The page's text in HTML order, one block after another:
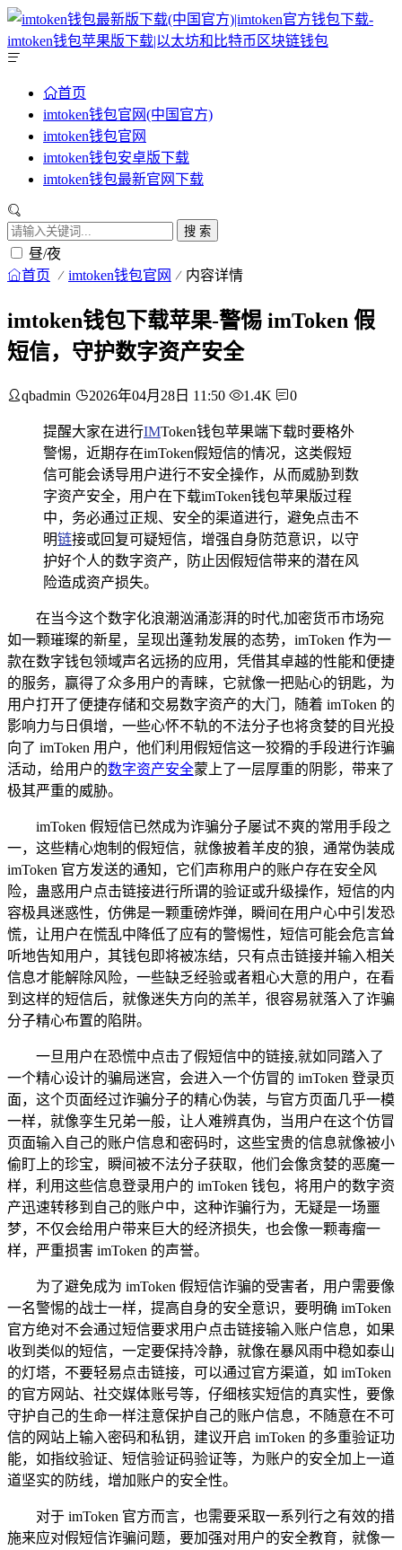
首页
imtoken钱包官网(中国官方)
imtoken钱包官网
imtoken钱包安卓版下载
imtoken钱包最新官网下载
搜 索
昼/夜
首页 imtoken钱包官网 内容详情
imtoken钱包下载苹果-警惕 imToken 假
短信，守护数字资产安全
qbadmin 2026年04月28日 11:50 1.4K 0
提醒大家在进行IMToken钱包苹果端下载时要格外
警惕，近期存在imToken假短信的情况，这类假短
信可能会诱导用户进行不安全操作，从而威胁到数
字资产安全，用户在下载imToken钱包苹果版过程
中，务必通过正规、安全的渠道进行，避免点击不
明链接或回复可疑短信，增强自身防范意识，以守
护好个人的数字资产，防止因假短信带来的潜在风
险造成资产损失。
在当今这个数字化浪潮汹涌澎湃的时代,加密货币市场宛
如一颗璀璨的新星，呈现出蓬勃发展的态势，imToken 作为一
款在数字钱包领域声名远扬的应用，凭借其卓越的性能和便捷
的服务，赢得了众多用户的青睐，它就像一把贴心的钥匙，为
用户打开了便捷存储和交易数字资产的大门，随着 imToken 的
影响力与日俱增，一些心怀不轨的不法分子也将贪婪的目光投
向了 imToken 用户，他们利用假短信这一狡猾的手段进行诈骗
活动，给用户的数字资产安全蒙上了一层厚重的阴影，带来了
极其严重的威胁。
imToken 假短信已然成为诈骗分子屡试不爽的常用手段之
一，这些精心炮制的假短信，就像披着羊皮的狼，通常伪装成
imToken 官方发送的通知，它们声称用户的账户存在安全风
险，蛊惑用户点击链接进行所谓的验证或升级操作，短信的内
容极具迷惑性，仿佛是一颗重磅炸弹，瞬间在用户心中引发恐
慌，让用户在慌乱中降低了应有的警惕性，短信可能会危言耸
听地告知用户，其钱包即将被冻结，只有点击链接并输入相关
信息才能解除风险，一些缺乏经验或者粗心大意的用户，在看
到这样的短信后，就像迷失方向的羔羊，很容易就落入了诈骗
分子精心布置的陷阱。
一旦用户在恐慌中点击了假短信中的链接,就如同踏入了
一个精心设计的骗局迷宫，会进入一个仿冒的 imToken 登录页
面，这个页面经过诈骗分子的精心伪装，与官方页面几乎一模
一样，就像孪生兄弟一般，让人难辨真伪，当用户在这个仿冒
页面输入自己的账户信息和密码时，这些宝贵的信息就像被小
偷盯上的珍宝，瞬间被不法分子获取，他们会像贪婪的恶魔一
样，利用这些信息登录用户的 imToken 钱包，将用户的数字资
产迅速转移到自己的账户中，这种诈骗行为，无疑是一场噩
梦，不仅会给用户带来巨大的经济损失，也会像一颗毒瘤一
样，严重损害 imToken 的声誉。
为了避免成为 imToken 假短信诈骗的受害者，用户需要像
一名警惕的战士一样，提高自身的安全意识，要明确 imToken
官方绝对不会通过短信要求用户点击链接输入账户信息，如果
收到类似的短信，一定要保持冷静，就像在暴风雨中稳如泰山
的灯塔，不要轻易点击链接，可以通过官方渠道，如 imToken
的官方网站、社交媒体账号等，仔细核实短信的真实性，要像
守护自己的生命一样注意保护自己的账户信息，不随意在不可
信的网站上输入密码和私钥，建议开启 imToken 的多重验证功
能，如指纹验证、短信验证码验证等，为账户的安全加上一道
道坚实的防线，增加账户的安全性。
对于 imToken 官方而言，也需要采取一系列行之有效的措
施来应对假短信诈骗问题，要加强对用户的安全教育，就像一